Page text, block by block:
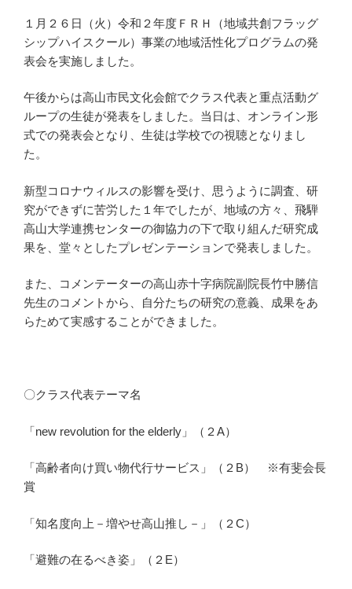
１月２６日（火）令和２年度ＦＲＨ（地域共創フラッグ
シップハイスクール）事業の地域活性化プログラムの発
表会を実施しました。
午後からは高山市民文化会館でクラス代表と重点活動グ
ループの生徒が発表をしました。当日は、オンライン形
式での発表会となり、生徒は学校での視聴となりまし
た。
新型コロナウィルスの影響を受け、思うように調査、研
究ができずに苦労した１年でしたが、地域の方々、飛騨
高山大学連携センターの御協力の下で取り組んだ研究成
果を、堂々としたプレゼンテーションで発表しました。
また、コメンテーターの高山赤十字病院副院長竹中勝信
先生のコメントから、自分たちの研究の意義、成果をあ
らためて実感することができました。
〇クラス代表テーマ名
「new revolution for the elderly」（２A）
「高齢者向け買い物代行サービス」（２B） ※有斐会長
賞
「知名度向上－増やせ高山推し－」（２C）
「避難の在るべき姿」（２E）